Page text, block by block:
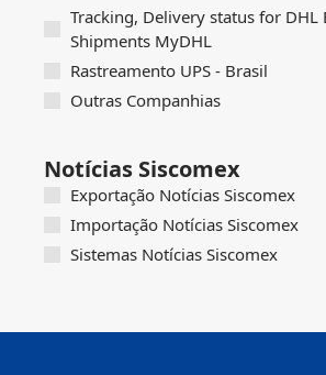
Tracking, Delivery status for DHL
Shipments MyDHL
Rastreamento UPS - Brasil
Outras Companhias
Notícias Siscomex
Exportação Notícias Siscomex
Importação Notícias Siscomex
Sistemas Notícias Siscomex